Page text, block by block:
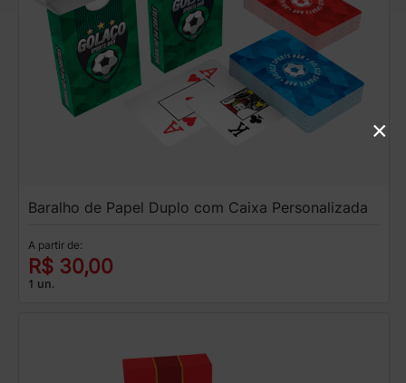
Baralho de Papel Duplo com Caixa Personalizada
A partir de:
R$ 30,00
1 un.
×